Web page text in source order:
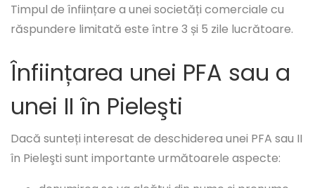
Timpul de înființare a unei societăți comerciale cu
răspundere limitată este între 3 și 5 zile lucrătoare.
Înființarea unei PFA sau a
unei II în Pieleşti
Dacă sunteți interesat de deschiderea unei PFA sau II
în Pieleşti sunt importante următoarele aspecte: